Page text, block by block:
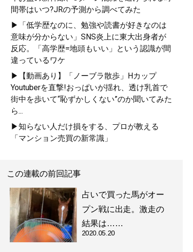
間帯はいつ?JRの予測から調べてみた
▶「低学歴なのに、勉強や読書が好きなのは
意味が分からない」SNS炎上に東大出身者が
反応。「高学歴=地頭もいい」という認識が間
違っているワケ
▶【動画あり】「ノーブラ散歩」Hカップ
Youtuberを直撃!おっぱいが揺れ、透け乳首で
街中を歩いて“恥ずかしくない”のか聞いてみた
ら...
▶知らない人だけ損をする、プロが教える
「マンション売買の新常識」
この連載の前回記事
占いで買った馬がオー
プン戦に出走。激走の
結果は……
2020.05.20